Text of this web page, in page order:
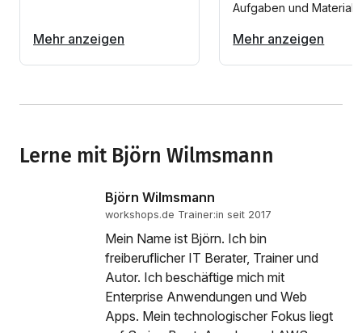
Mehr anzeigen
Aufgaben und
Mehr anzeigen
Lerne mit Björn Wilmsmann
Björn Wilmsmann
workshops.de Trainer:in seit 2017
Mein Name ist Björn. Ich bin
freiberuflicher IT Berater, Trainer und
Autor. Ich beschäftige mich mit
Enterprise Anwendungen und Web
Apps. Mein technologischer Fokus liegt